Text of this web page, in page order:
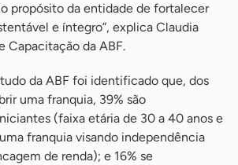
propósito da entidade de fortalecer
e íntegro”, explica Claudia
Capacitação da ABF.
da ABF foi identificado que, dos
uma franquia, 39% são
(faixa etária de 30 a 40 anos e
franquia visando independência
de renda); e 16% se